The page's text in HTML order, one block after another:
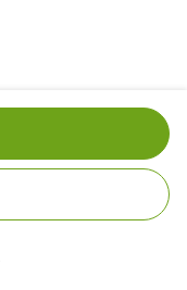
Bereiding